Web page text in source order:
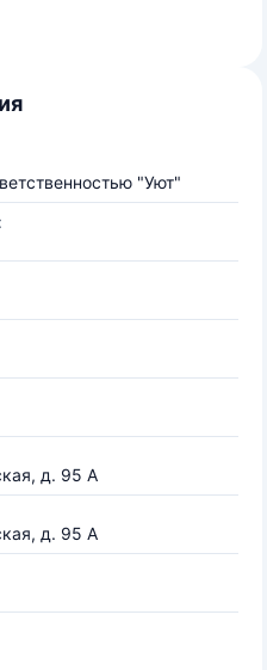
"Уют"
д. 95 А
д. 95 А